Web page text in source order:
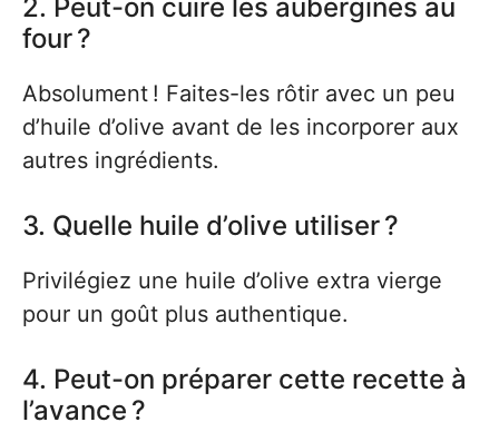
2. Peut-on cuire les aubergines au
four ?
Absolument ! Faites-les rôtir avec un peu
d’huile d’olive avant de les incorporer aux
autres ingrédients.
3. Quelle huile d’olive utiliser ?
Privilégiez une huile d’olive extra vierge
pour un goût plus authentique.
4. Peut-on préparer cette recette à
l’avance ?